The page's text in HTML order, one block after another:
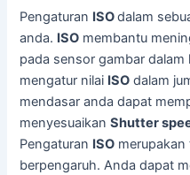
Pengaturan ISOdalam
anda. ISO membantu
pada sensor gambar dalam
mengatur nilai ISO dalam
mendasar anda dapat
menyesuaikanShutter
Pengaturan ISO
berpengaruh. Anda dapat